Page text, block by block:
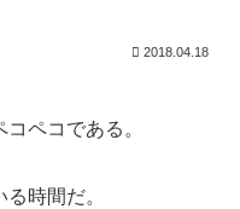
2018.04.18
ペコである。
時間だ。